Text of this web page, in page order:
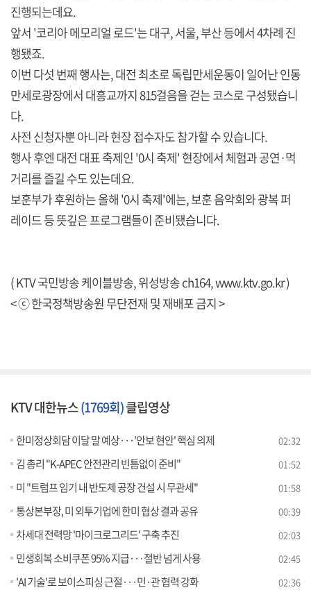
진행되는데요.
앞서 '코리아 메모리얼 로드'는 대구, 서울, 부산 등에서 4차례 진
행됐죠.
이번 다섯 번째 행사는, 대전 최초로 독립만세운동이 일어난 인동
만세로광장에서 대흥교까지 815걸음을 걷는 코스로 구성됐습니
다.
사전 신청자뿐 아니라 현장 접수자도 참가할 수 있습니다.
행사 후엔 대전 대표 축제인 '0시 축제' 현장에서 체험과 공연·먹
거리를 즐길 수도 있는데요.
보훈부가 후원하는 올해 '0시 축제'에는, 보훈 음악회와 광복 퍼
레이드 등 뜻깊은 프로그램들이 준비됐습니다.
( KTV 국민방송 케이블방송, 위성방송 ch164,www.ktv.go.kr)
< ⓒ 한국정책방송원 무단전재 및 재배포 금지 >
KTV 대한뉴스(1769회)클립영상
한미정상회담 이달 말 예상···'안보 현안' 핵심 의제 02:32
김 총리 "K-APEC 안전관리 빈틈없이 준비" 01:52
미 "트럼프 임기 내 반도체 공장 건설 시 무관세" 01:58
통상본부장, 미 외투기업에 한미 협상 결과 공유 00:39
차세대 전력망 '마이크로그리드' 구축 추진 02:03
민생회복 소비쿠폰 95% 지급···절반 넘게 사용 02:45
'AI 기술'로 보이스피싱 근절···민·관 협력 강화 02:36